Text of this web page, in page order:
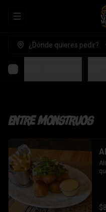
Abrir menu de navegación
¿Dónde quieres pedir?
Entre monstruos